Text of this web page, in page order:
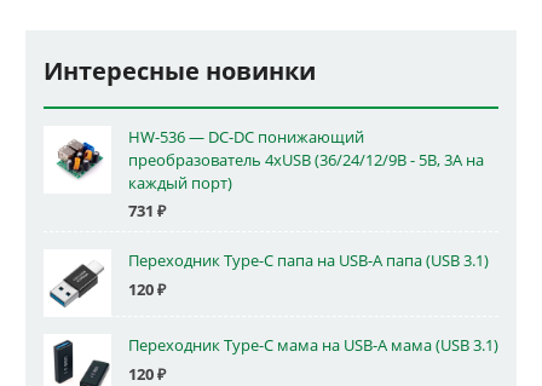
Интересные новинки
HW-536 — DC-DC понижающий
преобразователь 4xUSB (36/24/12/9В - 5В, 3А на
каждый порт)
731 ₽
Переходник Type-C папа на USB-A папа (USB 3.1)
120₽
Переходник Type-C мама на USB-A мама (USB 3.1)
120₽